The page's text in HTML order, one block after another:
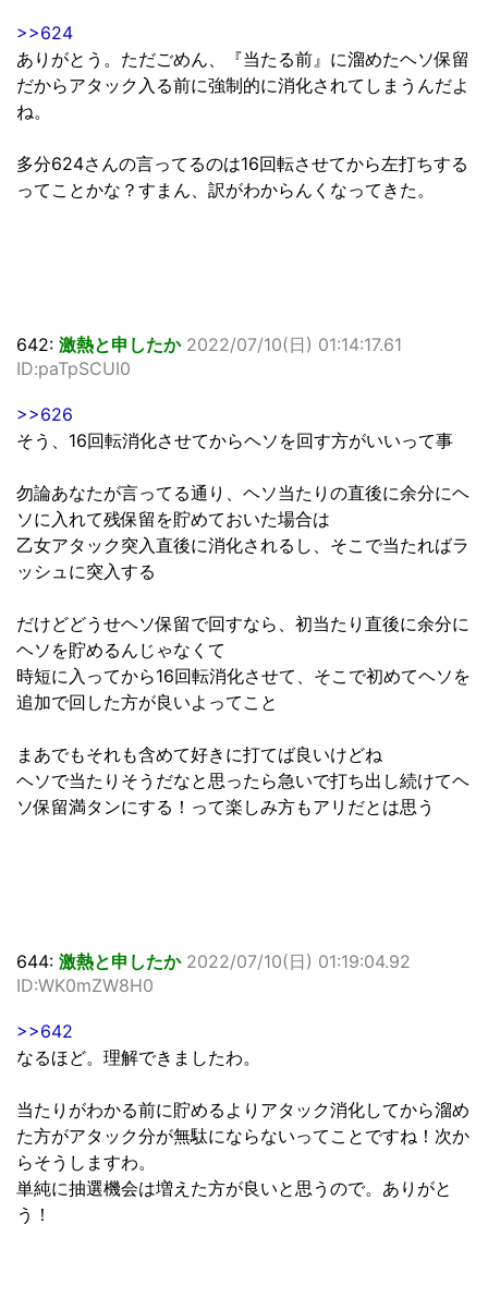
>>624
ありがとう。ただごめん、『当たる前』に溜めたヘソ保留
だからアタック入る前に強制的に消化されてしまうんだよ
ね。
多分624さんの言ってるのは16回転させてから左打ちする
ってことかな？すまん、訳がわからんくなってきた。
642: 激熱と申したか 2022/07/10(日) 01:14:17.61
ID:paTpSCUI0
>>626
そう、16回転消化させてからヘソを回す方がいいって事
勿論あなたが言ってる通り、ヘソ当たりの直後に余分にヘ
ソに入れて残保留を貯めておいた場合は
乙女アタック突入直後に消化されるし、そこで当たればラ
ッシュに突入する
だけどどうせヘソ保留で回すなら、初当たり直後に余分に
ヘソを貯めるんじゃなくて
時短に入ってから16回転消化させて、そこで初めてヘソを
追加で回した方が良いよってこと
まあでもそれも含めて好きに打てば良いけどね
ヘソで当たりそうだなと思ったら急いで打ち出し続けてヘ
ソ保留満タンにする！って楽しみ方もアリだとは思う
644: 激熱と申したか 2022/07/10(日) 01:19:04.92
ID:WK0mZW8H0
>>642
なるほど。理解できましたわ。
当たりがわかる前に貯めるよりアタック消化してから溜め
た方がアタック分が無駄にならないってことですね！次か
らそうしますわ。
単純に抽選機会は増えた方が良いと思うので。ありがと
う！